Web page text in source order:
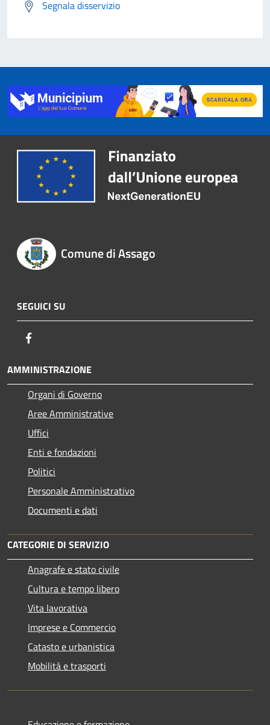
Segnala disservizio
Comune di Assago
SEGUICI SU
AMMINISTRAZIONE
Organi di Governo
Aree Amministrative
Uffici
Enti e fondazioni
Politici
Personale Amministrativo
Documenti e dati
CATEGORIE DI SERVIZIO
Anagrafe e stato civile
Cultura e tempo libero
Vita lavorativa
Imprese e Commercio
Catasto e urbanistica
Mobilità e trasporti